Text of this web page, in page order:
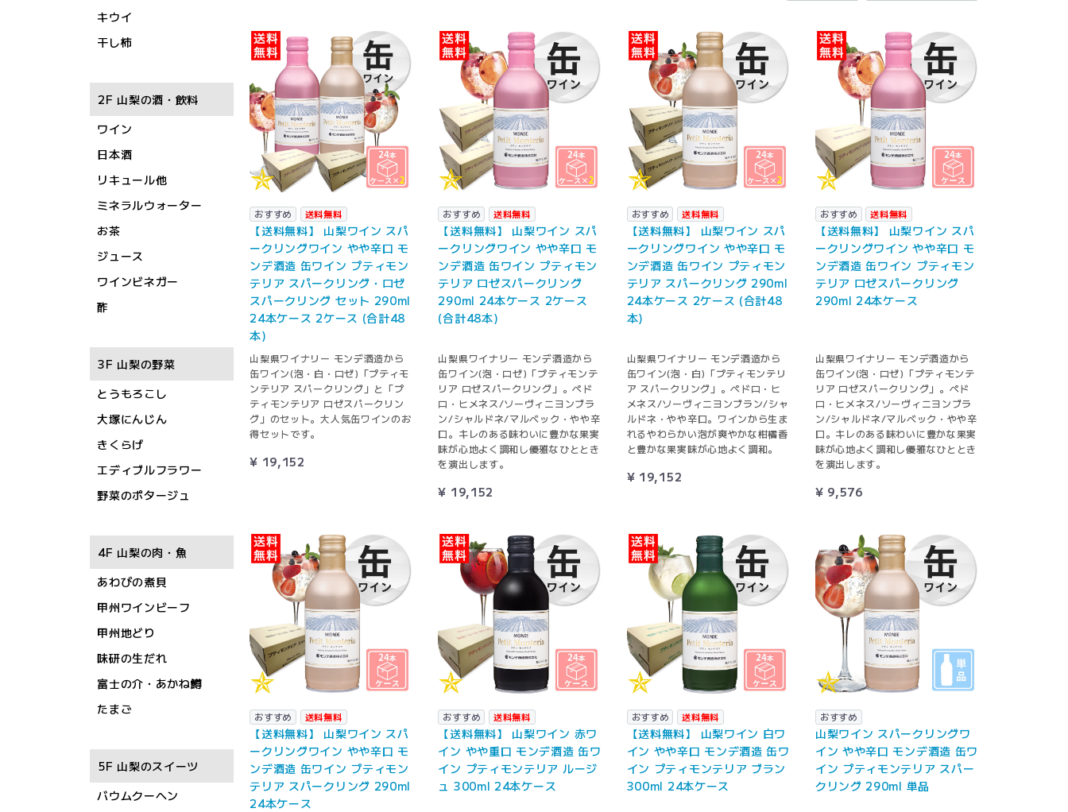
キウイ
干し柿
2F 山梨の酒・飲料
ワイン
日本酒
リキュール他
ミネラルウォーター
お茶
ジュース
ワインビネガー
酢
3F 山梨の野菜
とうもろこし
大塚にんじん
きくらげ
エディブルフラワー
野菜のポタージュ
4F 山梨の肉・魚
あわびの煮貝
甲州ワインビーフ
甲州地どり
味研の生だれ
富士の介・あかね鱒
たまご
5F 山梨のスイーツ
バウムクーヘン
おすすめ 送料無料
【送料無料】 山梨ワイン スパ
ークリングワイン やや辛口 モ
ンデ酒造 缶ワイン プティモン
テリア スパークリング・ロゼ
スパークリング セット 290ml
24本ケース 2ケース (合計48
本)
山梨県ワイナリー モンデ酒造から
缶ワイン(泡・白・ロゼ)「プティモ
ンテリア スパークリング」と「プ
ティモンテリア ロゼスパークリン
グ」のセット。大人気缶ワインのお
得セットです。
¥ 19,152
おすすめ 送料無料
【送料無料】 山梨ワイン スパ
ークリングワイン やや辛口 モ
ンデ酒造 缶ワイン プティモン
テリア ロゼスパークリング
290ml 24本ケース 2ケース
(合計48本)
山梨県ワイナリー モンデ酒造から
缶ワイン(泡・ロゼ)「プティモンテ
リア ロゼスパークリング」。ペド
ロ・ヒメネス/ソーヴィニヨンブラ
ン/シャルドネ/マルベック・やや辛
口。キレのある味わいに豊かな果実
味が心地よく調和し優雅なひととき
を演出します。
¥ 19,152
おすすめ 送料無料
【送料無料】 山梨ワイン スパ
ークリングワイン やや辛口 モ
ンデ酒造 缶ワイン プティモン
テリア スパークリング 290ml
24本ケース 2ケース (合計48
本)
山梨県ワイナリー モンデ酒造から
缶ワイン(泡・白)「プティモンテリ
ア スパークリング」。ペドロ・ヒ
メネス/ソーヴィニヨンブラン/シャ
ルドネ・やや辛口。ワインから生ま
れるやわらかい泡が爽やかな柑橘香
と豊かな果実味が心地よく調和。
¥ 19,152
おすすめ 送料無料
【送料無料】 山梨ワイン スパ
ークリングワイン やや辛口 モ
ンデ酒造 缶ワイン プティモン
テリア ロゼスパークリング
290ml 24本ケース
山梨県ワイナリー モンデ酒造から
缶ワイン(泡・ロゼ)「プティモンテ
リア ロゼスパークリング」。ペド
ロ・ヒメネス/ソーヴィニヨンブラ
ン/シャルドネ/マルベック・やや辛
口。キレのある味わいに豊かな果実
味が心地よく調和し優雅なひととき
を演出します。
¥ 9,576
おすすめ 送料無料
【送料無料】 山梨ワイン スパ
ークリングワイン やや辛口 モ
ンデ酒造 缶ワイン プティモン
テリア スパークリング 290ml
24本ケース
おすすめ 送料無料
【送料無料】 山梨ワイン 赤ワ
イン やや重口 モンデ酒造 缶ワ
イン プティモンテリア ルージ
ュ 300ml 24本ケース
おすすめ 送料無料
【送料無料】 山梨ワイン 白ワ
イン やや辛口 モンデ酒造 缶ワ
イン プティモンテリア ブラン
300ml 24本ケース
おすすめ
山梨ワイン スパークリングワ
イン やや辛口 モンデ酒造 缶ワ
イン プティモンテリア スパー
クリング 290ml 単品